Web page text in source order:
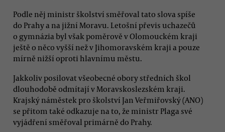
Podle něj ministr školství směřoval tato slova spíše
do Prahy a na jižní Moravu. Letošní převis uchazečů
o gymnázia byl však poměrově v Olomouckém kraji
ještě o něco vyšší než v Jihomoravském kraji a pouze
mírně nižší oproti hlavnímu městu.
Jakkoliv posilovat všeobecné obory středních škol
dlouhodobě odmítají v Moravskoslezském kraji.
Krajský náměstek pro školství Jan Veřmiřovský (ANO)
se přitom také odkazuje na to, že ministr Plaga své
vyjádření směřoval primárně do Prahy.